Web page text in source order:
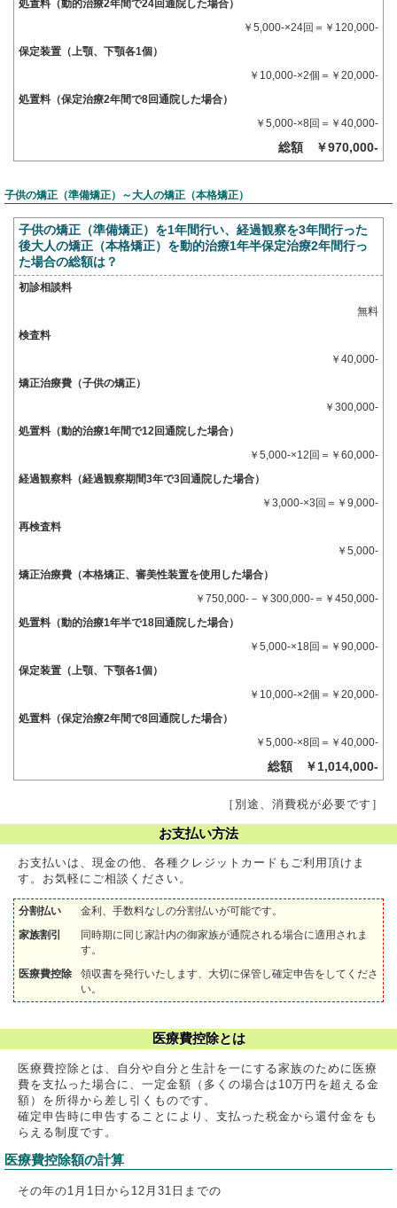
処置料（動的治療2年間で24回通院した場合）
￥5,000-×24回＝￥120,000-
保定装置（上顎、下顎各1個）
￥10,000-×2個＝￥20,000-
処置料（保定治療2年間で8回通院した場合）
￥5,000-×8回＝￥40,000-
総額 ￥970,000-
子供の矯正（準備矯正）～大人の矯正（本格矯正）
子供の矯正（準備矯正）を1年間行い、経過観察を3年間行った
後大人の矯正（本格矯正）を動的治療1年半保定治療2年間行っ
た場合の総額は？
初診相談料
無料
検査料
￥40,000-
矯正治療費（子供の矯正）
￥300,000-
処置料（動的治療1年間で12回通院した場合）
￥5,000-×12回＝￥60,000-
経過観察料（経過観察期間3年で3回通院した場合）
￥3,000-×3回＝￥9,000-
再検査料
￥5,000-
矯正治療費（本格矯正、審美性装置を使用した場合）
￥750,000-－￥300,000-＝￥450,000-
処置料（動的治療1年半で18回通院した場合）
￥5,000-×18回＝￥90,000-
保定装置（上顎、下顎各1個）
￥10,000-×2個＝￥20,000-
処置料（保定治療2年間で8回通院した場合）
￥5,000-×8回＝￥40,000-
総額 ￥1,014,000-
［別途、消費税が必要です］
お支払い方法
お支払いは、現金の他、各種クレジットカードもご利用頂けま
す。お気軽にご相談ください。
分割払い
金利、手数料なしの分割払いが可能です。
家族割引
同時期に同じ家計内の御家族が通院される場合に適用されま
す。
医療費控除
領収書を発行いたします、大切に保管し確定申告をしてくださ
い。
医療費控除とは
医療費控除とは、自分や自分と生計を一にする家族のために医療
費を支払った場合に、一定金額（多くの場合は10万円を超える金
額）を所得から差し引くものです。
確定申告時に申告することにより、支払った税金から還付金をも
らえる制度です。
医療費控除額の計算
その年の1月1日から12月31日までの